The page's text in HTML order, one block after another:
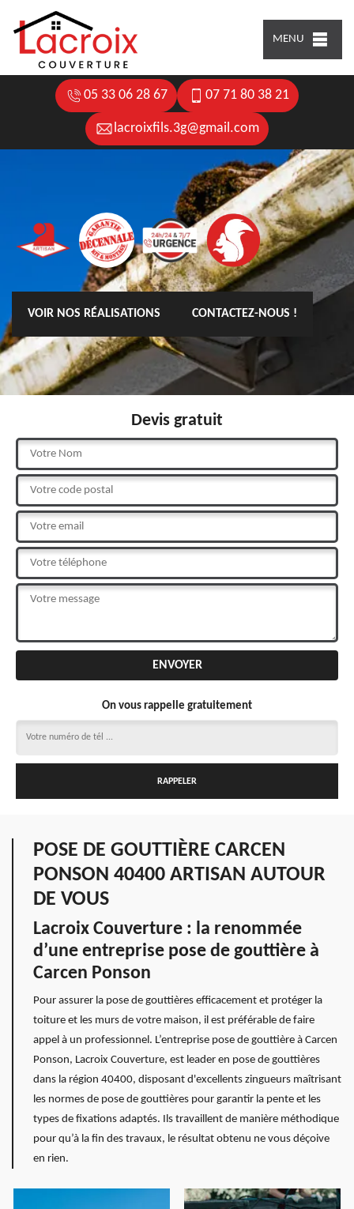
MENU
05 33 06 28 67 07 71 80 38 21
lacroixfils.3g@gmail.com
VOIR NOS RÉALISATIONS CONTACTEZ-NOUS !
Devis gratuit
On vous rappelle gratuitement
POSE DE GOUTTIÈRE CARCEN
PONSON 40400 ARTISAN AUTOUR
DE VOUS
Lacroix Couverture : la renommée
d’une entreprise pose de gouttière à
Carcen Ponson
Pour assurer la pose de gouttières efficacement et protéger la
toiture et les murs de votre maison, il est préférable de faire
appel à un professionnel. L’entreprise pose de gouttière à Carcen
Ponson, Lacroix Couverture, est leader en pose de gouttières
dans la région 40400, disposant d'excellents zingueurs maîtrisant
les normes de pose de gouttières pour garantir la pente et les
types de fixations adaptés. Ils travaillent de manière méthodique
pour qu’à la fin des travaux, le résultat obtenu ne vous déçoive
en rien.